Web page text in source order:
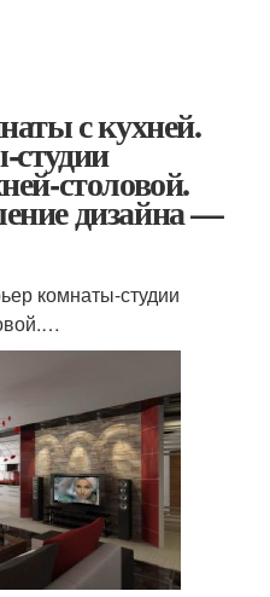
с кухней.
столовой.
дизайна —
комнаты-студии